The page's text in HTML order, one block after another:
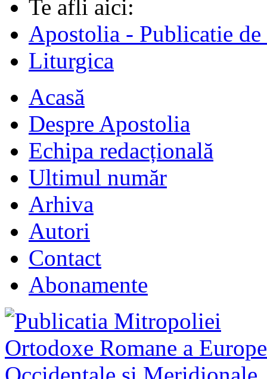
Te afli aici:
Apostolia - Publicatie
Liturgica
Acasă
Despre Apostolia
Echipa redacțională
Ultimul număr
Arhiva
Autori
Contact
Abonamente